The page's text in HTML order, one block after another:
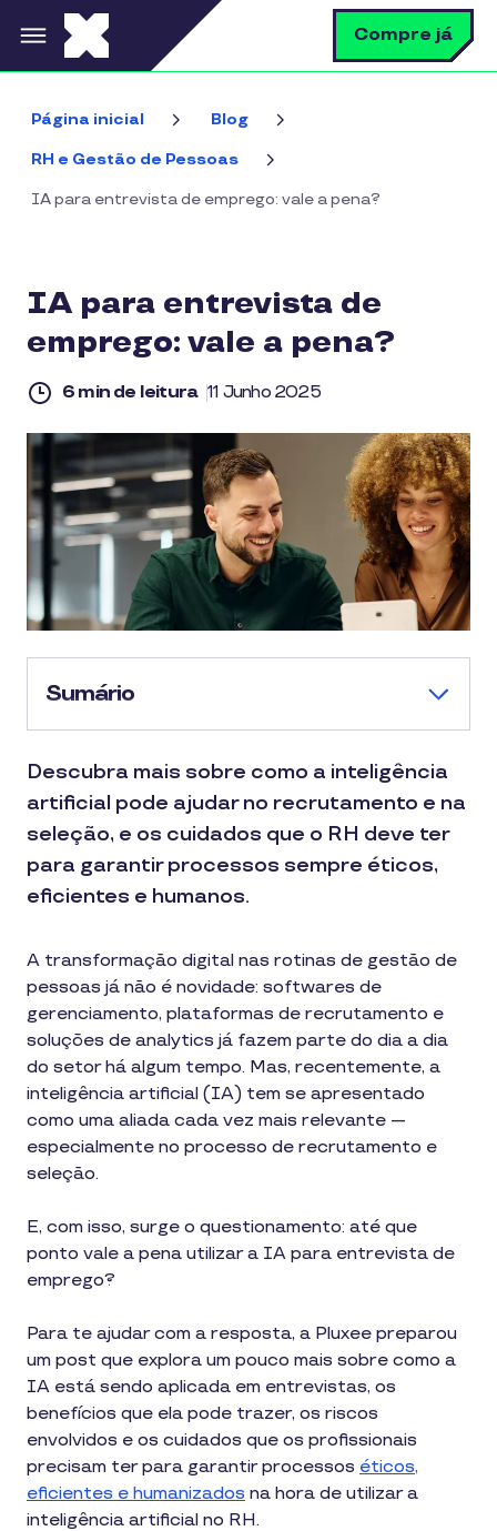
Pular para o conteúdo principal Compre já
Página inicial Blog
RH e Gestão de Pessoas
IA para entrevista de emprego: vale a pena?
IA para entrevista de
emprego: vale a pena?
6 min de leitura 11 Junho 2025
Sumário
Descubra mais sobre como a inteligência
artificial pode ajudar no recrutamento e na
seleção, e os cuidados que o RH deve ter
para garantir processos sempre éticos,
eficientes e humanos.
A transformação digital nas rotinas de gestão de
pessoas já não é novidade: softwares de
gerenciamento, plataformas de recrutamento e
soluções de analytics já fazem parte do dia a dia
do setor há algum tempo. Mas, recentemente, a
inteligência artificial (IA) tem se apresentado
como uma aliada cada vez mais relevante —
especialmente no processo de recrutamento e
seleção.
E, com isso, surge o questionamento: até que
ponto vale a pena utilizar a IA para entrevista de
emprego?
Para te ajudar com a resposta, a Pluxee preparou
um post que explora um pouco mais sobre como a
IA está sendo aplicada em entrevistas, os
benefícios que ela pode trazer, os riscos
envolvidos e os cuidados que os profissionais
precisam ter para garantir processos éticos,
eficientes e humanizados na hora de utilizar a
inteligência artificial no RH.